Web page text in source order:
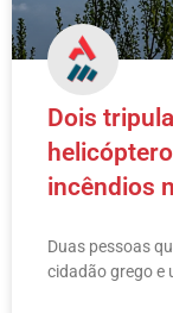
Dois
incêndios
Duas pessoas
cidadão grego e